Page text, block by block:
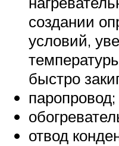
создании
условий,
быстро
паропровод;
отвод